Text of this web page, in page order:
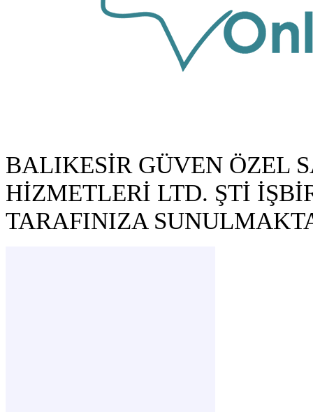
BALIKESİR GÜVEN ÖZEL
HİZMETLERİ LTD. ŞTİ
TARAFINIZA